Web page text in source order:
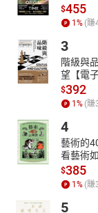
$455
1% (賺
3
階級與
望【電子
$392
1% (賺
4
藝術的
看藝術
$385
1% (賺
5